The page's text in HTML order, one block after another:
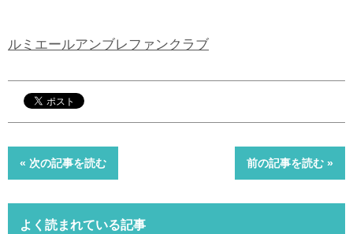
ルミエールアンブレファンクラブ
« 次の記事を読む 前の記事を読む »
よく読まれている記事